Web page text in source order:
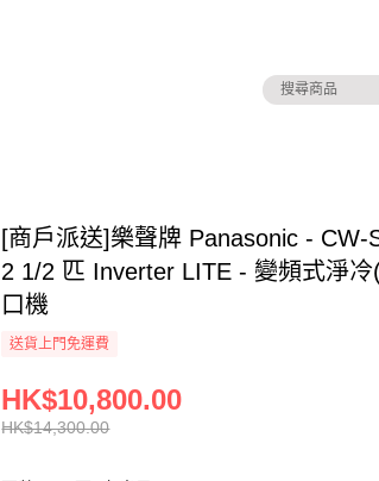
[商戶派送]樂聲牌 Panasonic - CW-
2 1/2 匹 Inverter LITE - 變頻式淨冷
口機
送貨上門免運費
HK$14,300.00
HK$10,800.00